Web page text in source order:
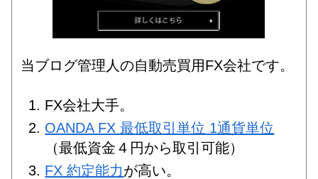
当ブログ管理人の自動売買用FX会社です。
FX会社大手。
OANDA FX 最低取引単位 1通貨単位
（最低資金４円から取引可能）
FX 約定能力が高い。